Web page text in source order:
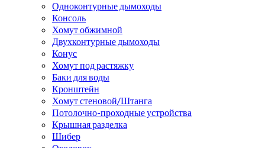
Одноконтурные дымоходы
Консоль
Хомут обжимной
Двухконтурные дымоходы
Конус
Хомут под растяжку
Баки для воды
Кронштейн
Хомут стеновой/Штанга
Потолочно-проходные устройства
Крышная разделка
Шибер